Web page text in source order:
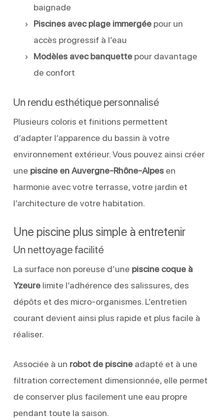
baignade
Piscines avec plage immergéepour un
accès progressif à l’eau
Modèles avec banquettepour davantage
de confort
Un rendu esthétique personnalisé
Plusieurs coloris et finitions permettent
d’adapter l’apparence du bassin à votre
environnement extérieur. Vous pouvez ainsi créer
une piscine en Auvergne-Rhône-Alpesen
harmonie avec votre terrasse, votre jardin et
l’architecture de votre habitation.
Une piscine plus simple à entretenir
Un nettoyage facilité
La surface non poreuse d’une piscine coque à
Yzeurelimite l’adhérence des salissures, des
dépôts et des micro-organismes. L’entretien
courant devient ainsi plus rapide et plus facile à
réaliser.
Associée à un robot de piscineadapté et à une
filtration correctement dimensionnée, elle permet
de conserver plus facilement une eau propre
pendant toute la saison.